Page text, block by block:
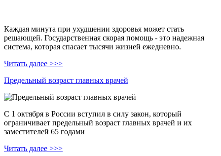
Каждая минута при ухудшении здоровья может стать
решающей. Государственная скорая помощь - это надежная
система, которая спасает тысячи жизней ежедневно.
Читать далее >>>
Предельный возраст главных врачей
С 1 октября в России вступил в силу закон, который
ограничивает предельный возраст главных врачей и их
заместителей 65 годами
Читать далее >>>